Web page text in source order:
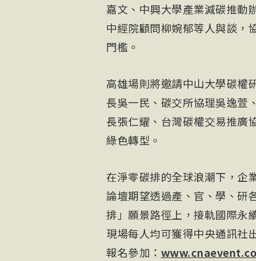
嘉文、中興大學產業減碳推動
中經院顧問柳婉郁等人與談，
門檻。
高雄場則將邀請中山大學碳權
長吳一民、碳交所協理吳逸萱
長張仁耀、台灣碳權交易推廣
綠色轉型。
在淨零碳排的全球浪潮下，企
論壇期望透過產、官、學、研
排」願景路徑上，接軌國際永
現場每人均可獲得中央通訊社
報名參加：